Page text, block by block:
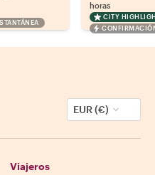
horas
CITY
EUR (€)
Viajeros